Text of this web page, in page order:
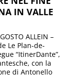
IN VALLE
ALLEIN –
Le Plan-de-
“ItinerDante”,
con la
di Antonello